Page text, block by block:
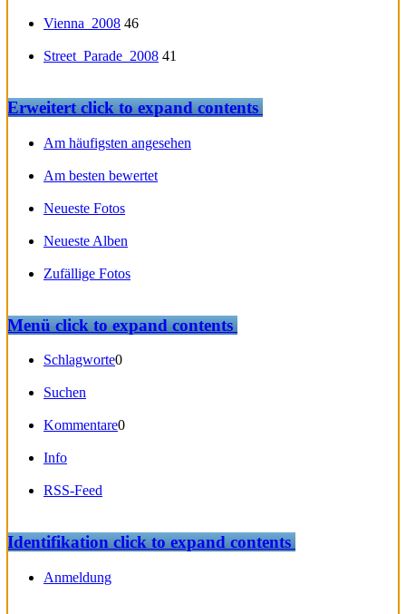
Vienna_2008 46
Street_Parade_2008 41
Erweitertclick to expand contents
Am häufigsten angesehen
Am besten bewertet
Neueste Fotos
Neueste Alben
Zufällige Fotos
Menüclick to expand contents
Schlagworte0
Suchen
Kommentare0
Info
RSS-Feed
Identifikationclick to expand contents
Anmeldung